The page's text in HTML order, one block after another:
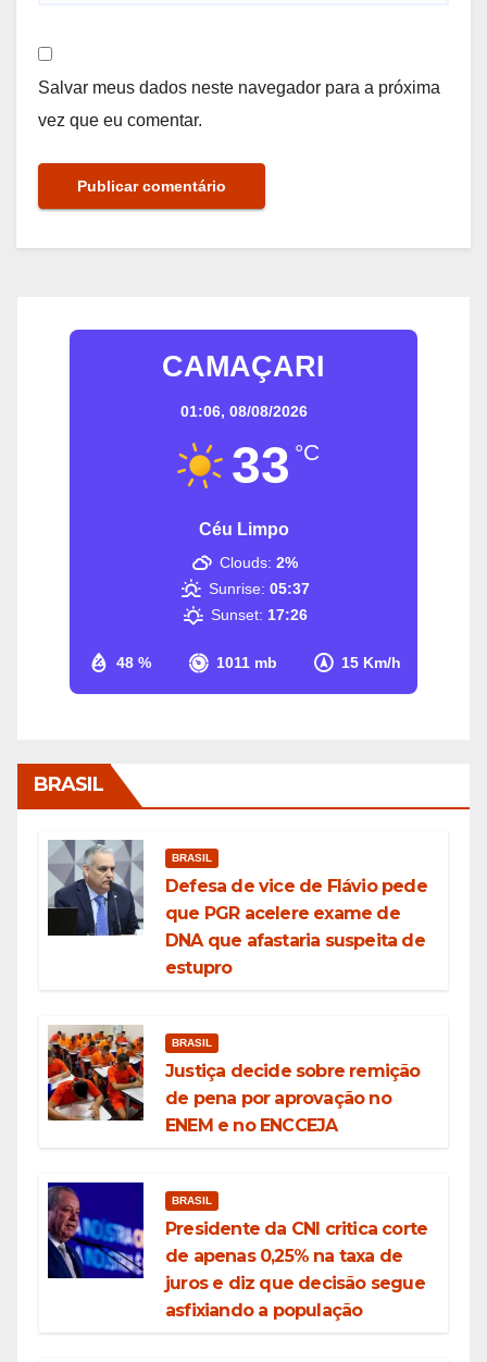
Salvar meus dados neste navegador para a próxima
vez que eu comentar.
CAMAÇARI
01:06, 08/08/2026
33 °C
Céu Limpo
48 % 1011 mb 15 Km/h
Clouds: 2%
Sunrise: 05:37
Sunset: 17:26
BRASIL
BRASIL
Defesa de vice de Flávio pede
que PGR acelere exame de
DNA que afastaria suspeita de
estupro
BRASIL
Justiça decide sobre remição
de pena por aprovação no
ENEM e no ENCCEJA
BRASIL
Presidente da CNI critica corte
de apenas 0,25% na taxa de
juros e diz que decisão segue
asfixiando a população